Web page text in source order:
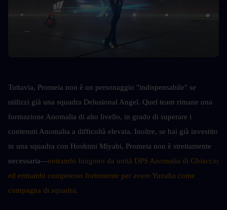
Tuttavia, Promeia non è un personaggio "indispensabile" se
utilizzi già una squadra Delusional Angel. Quel team rimane una
formazione Anomalia di alto livello, in grado di superare i
contenuti Anomalia a difficoltà elevata. Inoltre, se hai già investito
in una squadra con Hoshimi Miyabi, Promeia non è strettamente
necessaria—entrambi fungono da unità DPS Anomalia di Ghiaccio
ed entrambi competono fortemente per avere Yuzuha come
compagna di squadra.